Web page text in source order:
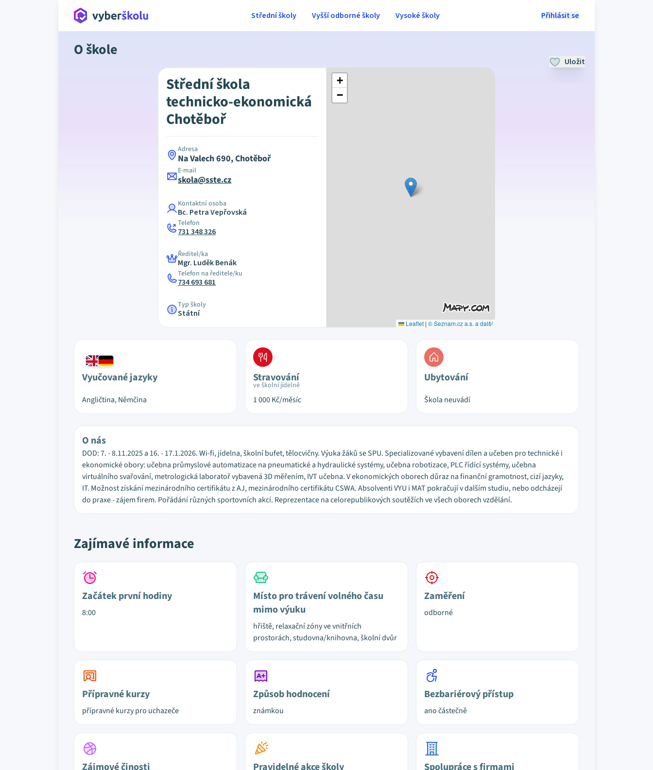
Přihlásit se
Střední školy Vyšší odborné školy Vysoké školy
O škole
Uložit
Střední škola
technicko-ekonomická
Chotěboř
Adresa
Na Valech 690, Chotěboř
E-mail
skola@sste.cz
Kontaktní osoba
Bc. Petra Vepřovská
Telefon
731 348 326
Ředitel/ka
Mgr. Luděk Benák
Telefon na ředitele/ku
734 693 681
Typ školy
Státní
+
−
Leaflet | © Seznam.cz a.s. a další
Vyučované jazyky
Angličtina, Němčina
Stravování
ve školní jídelně
1 000Kč/měsíc
Ubytování
Škola neuvádí
O nás
DOD: 7. - 8.11.2025 a 16. - 17.1.2026. Wi-fi, jídelna, školní bufet, tělocvičny. Výuka žáků se SPU. Specializované vybavení dílen a učeben pro technické i
ekonomické obory: učebna průmyslové automatizace na pneumatické a hydraulické systémy, učebna robotizace, PLC řídící systémy, učebna
virtuálního svařování, metrologická laboratoř vybavená 3D měřením, IVT učebna. V ekonomických oborech důraz na finanční gramotnost, cizí jazyky,
IT. Možnost získání mezinárodního certifikátu z AJ, mezinárodního certifikátu CSWA. Absolventi VYU i MAT pokračují v dalším studiu, nebo odcházejí
do praxe - zájem firem. Pořádání různých sportovních akcí. Reprezentace na celorepublikových soutěžích ve všech oborech vzdělání.
Zajímavé informace
Začátek první hodiny
8:00
Místo pro trávení volného času
mimo výuku
hřiště, relaxační zóny ve vnitřních
prostorách, studovna/knihovna, školní dvůr
Zaměření
odborné
Přípravné kurzy
přípravné kurzy pro uchazeče
Způsob hodnocení
známkou
Bezbariérový přístup
ano částečně
Zájmové činosti Pravidelné akce školy Spolupráce s firmami